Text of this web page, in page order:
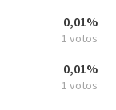
0,01%
1 votos
0,01%
1 votos